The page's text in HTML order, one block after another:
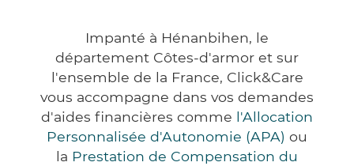
Impanté à Hénanbihen, le
département Côtes-d'armor et sur
l'ensemble de la France, Click&Care
vous accompagne dans vos demandes
d'aides financières comme l'Allocation
Personnalisée d'Autonomie (APA) ou
la Prestation de Compensation du